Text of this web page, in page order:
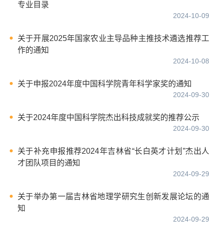
专业目录
2024-10-09
关于开展2025年国家农业主导品种主推技术遴选推荐工
作的通知
2024-10-08
关于申报2024年度中国科学院青年科学家奖的通知
2024-09-30
关于2024年度中国科学院杰出科技成就奖的推荐公示
2024-09-30
关于补充申报推荐2024年吉林省“长白英才计划”杰出人
才团队项目的通知
2024-09-29
关于举办第一届吉林省地理学研究生创新发展论坛的通
知
2024-09-29